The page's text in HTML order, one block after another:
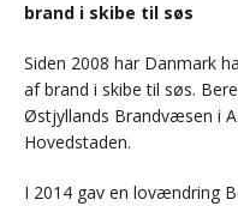
brand i skibe til søs
Siden 2008 har Danmark
af brand i skibe til søs.
Østjyllands Brandvæsen i
Hovedstaden.
I 2014 gav en lovændring